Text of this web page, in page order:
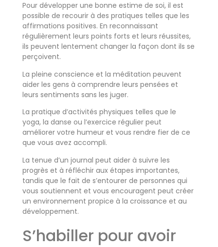
Pour développer une bonne estime de soi, il est
possible de recourir à des pratiques telles que les
affirmations positives. En reconnaissant
régulièrement leurs points forts et leurs réussites,
ils peuvent lentement changer la façon dont ils se
perçoivent.
La pleine conscience et la méditation peuvent
aider les gens à comprendre leurs pensées et
leurs sentiments sans les juger.
La pratique d’activités physiques telles que le
yoga, la danse ou l’exercice régulier peut
améliorer votre humeur et vous rendre fier de ce
que vous avez accompli.
La tenue d’un journal peut aider à suivre les
progrès et à réfléchir aux étapes importantes,
tandis que le fait de s’entourer de personnes qui
vous soutiennent et vous encouragent peut créer
un environnement propice à la croissance et au
développement.
S’habiller pour avoir